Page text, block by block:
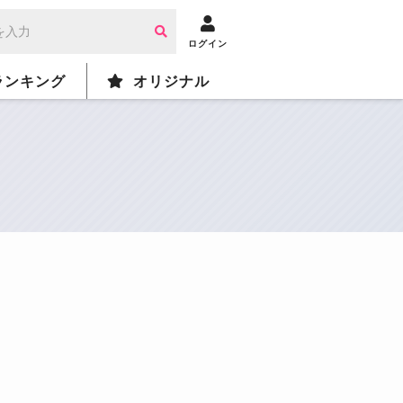
ログイン
ンキング オリジナル